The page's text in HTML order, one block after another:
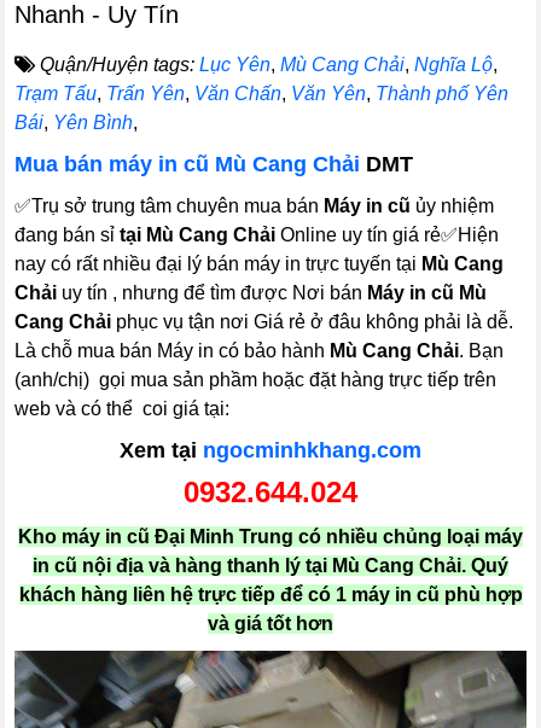
Nhanh - Uy Tín
Quận/Huyện tags: Lục Yên,Mù Cang Chải,Nghĩa Lộ,
Trạm Tấu, Trấn Yên, Văn Chấn, Văn Yên, Thành phố Yên
Bái, Yên Bình,
Mua bán máy in cũ Mù Cang Chải DMT
✅Trụ sở trung tâm chuyên mua bán Máy in cũ ủy nhiệm
đang bán sỉ tại Mù Cang Chải Online uy tín giá rẻ✅Hiện
nay có rất nhiều đại lý bán máy in trực tuyến tại Mù Cang
Chải uy tín , nhưng để tìm được Nơi bán Máy in cũ Mù
Cang Chải phục vụ tận nơi Giá rẻ ở đâu không phải là dễ.
Là chỗ mua bán Máy in có bảo hành Mù Cang Chải. Bạn
(anh/chị) gọi mua sản phầm hoặc đặt hàng trực tiếp trên
web và có thể coi giá tại:
Xem tại ngocminhkhang.com
0932.644.024
Kho máy in cũ Đại Minh Trung có nhiều chủng loại máy
in cũ nội địa và hàng thanh lý tại Mù Cang Chải. Quý
khách hàng liên hệ trực tiếp để có 1 máy in cũ phù hợp
và giá tốt hơn